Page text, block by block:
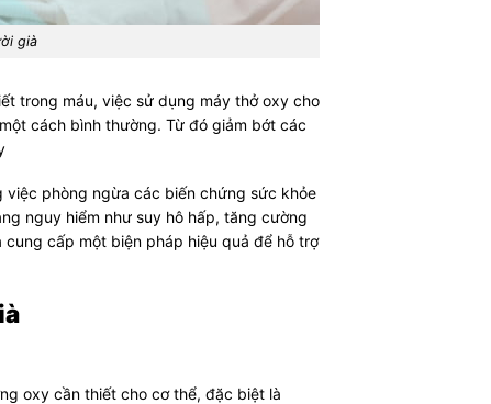
già
trong máu, việc sử dụng máy thở oxy cho
cách bình thường. Từ đó giảm bớt các
phòng ngừa các biến chứng sức khỏe
nguy hiểm như suy hô hấp, tăng cường
cấp một biện pháp hiệu quả để hỗ trợ
oxy cần thiết cho cơ thể, đặc biệt là